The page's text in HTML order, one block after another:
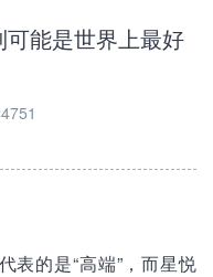
可能是世界上最好
表的是“高端”，而星悦